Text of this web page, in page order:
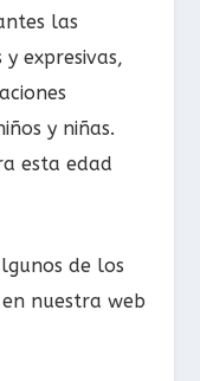
las
expresivas,
y niñas.
esta edad
de los
nuestra web